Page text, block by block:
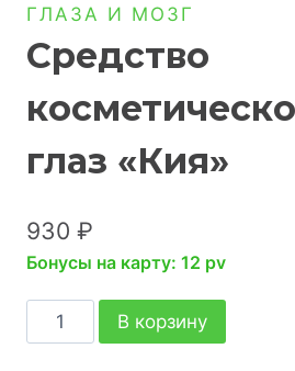
ГЛАЗА И МОЗГ
Средство
глаз «Кия»
930 ₽
Бонусы на карту: 12 pv
В корзину